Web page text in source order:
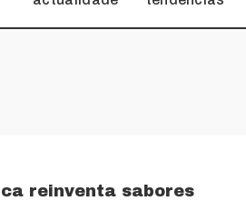
reinventa sabores